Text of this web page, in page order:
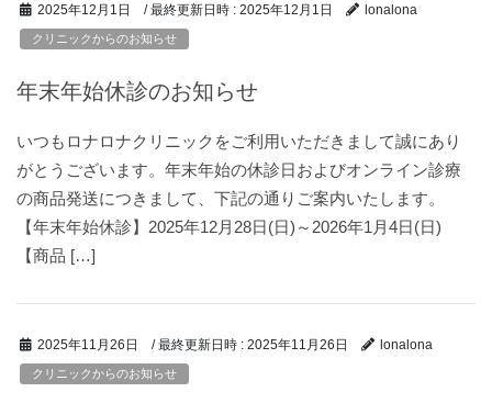
2025年12月1日 / 最終更新日時 : 2025年12月1日 lonalona
クリニックからのお知らせ
年末年始休診のお知らせ
いつもロナロナクリニックをご利用いただきまして誠にあり
がとうございます。年末年始の休診日およびオンライン診療
の商品発送につきまして、下記の通りご案内いたします。
【年末年始休診】2025年12月28日(日)～2026年1月4日(日)
【商品 […]
2025年11月26日 / 最終更新日時 : 2025年11月26日 lonalona
クリニックからのお知らせ